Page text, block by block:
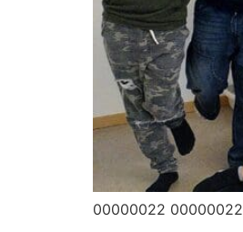
00000022 00000022